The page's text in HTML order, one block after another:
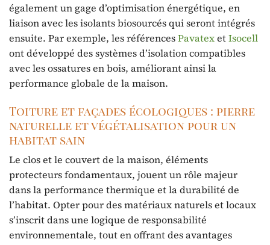
également un gage d’optimisation énergétique, en
liaison avec les isolants biosourcés qui seront intégrés
ensuite. Par exemple, les référencesPavatexetIsocell
ont développé des systèmes d’isolation compatibles
avec les ossatures en bois, améliorant ainsi la
performance globale de la maison.
Toiture et façades écologiques : pierre
naturelle et végétalisation pour un
habitat sain
Le clos et le couvert de la maison, éléments
protecteurs fondamentaux, jouent un rôle majeur
dans la performance thermique et la durabilité de
l’habitat. Opter pour des matériaux naturels et locaux
s’inscrit dans une logique de responsabilité
environnementale, tout en offrant des avantages